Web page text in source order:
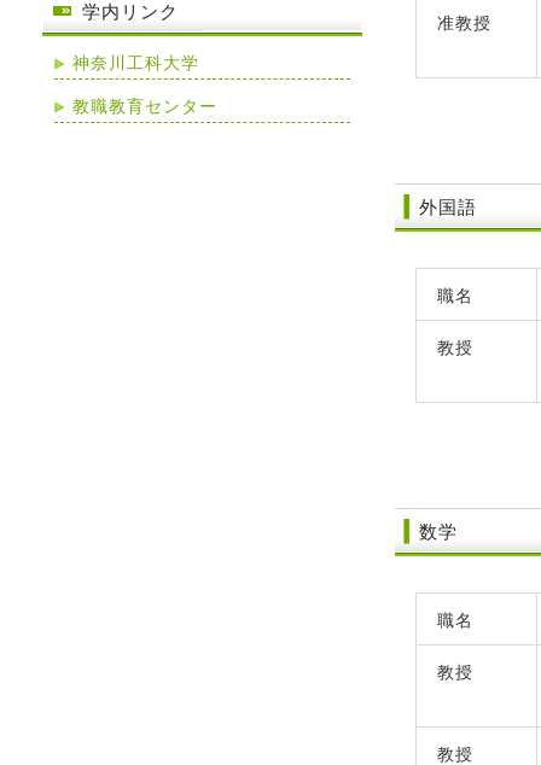
准教授
外国語
職名
教授
数学
職名
教授
教授
学内リンク
神奈川工科大学
教職教育センター